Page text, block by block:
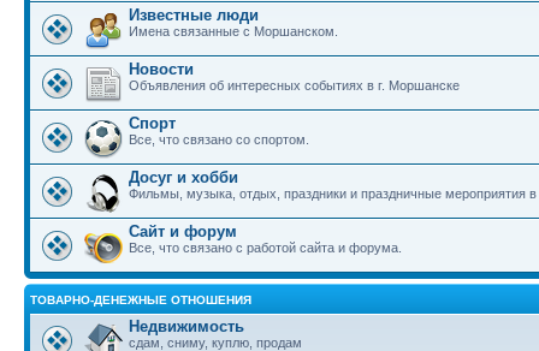
Известные люди
Имена связанные с Моршанском.
Новости
Объявления об интересных событиях в г. Моршанске
Спорт
Все, что связано со спортом.
Досуг и хобби
Фильмы, музыка, отдых, праздники и праздничные мероприятия
Сайт и форум
Все, что связано с работой сайта и форума.
ТОВАРНО-ДЕНЕЖНЫЕ ОТНОШЕНИЯ
Недвижимость
сдам, сниму, куплю, продам